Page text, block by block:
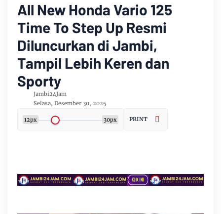
All New Honda Vario 125
Time To Step Up Resmi
Diluncurkan di Jambi,
Tampil Lebih Keren dan
Sporty
Jambi24Jam
Selasa, Desember 30, 2025
12px 30px PRINT